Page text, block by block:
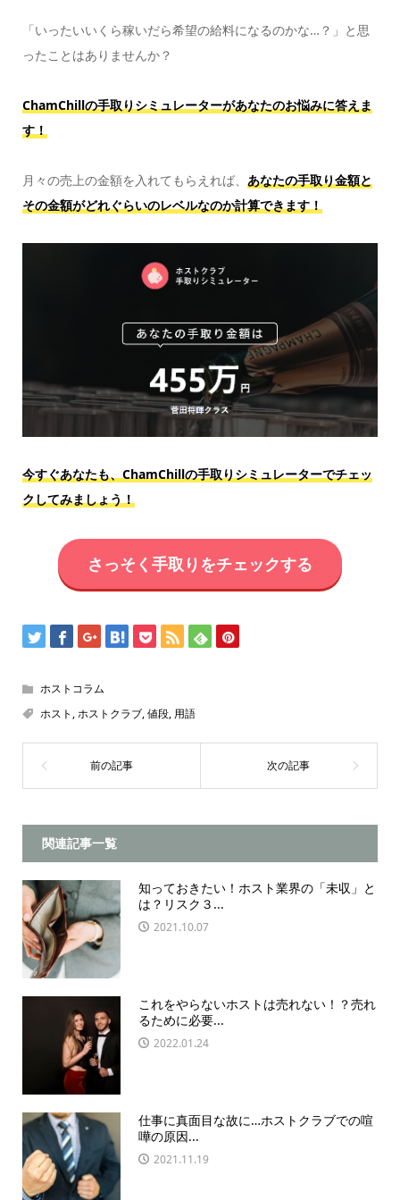
「いったいいくら稼いだら希望の給料になるのかな…？」と思
ったことはありませんか？
ChamChillの手取りシミュレーターがあなたのお悩みに答えま
す！
月々の売上の金額を入れてもらえれば、 あなたの手取り金額と
その金額がどれぐらいのレベルなのか計算できます！
今すぐあなたも、ChamChillの手取りシミュレーターでチェッ
クしてみましょう！
さっそく手取りをチェックする
ホストコラム
ホスト ,ホストクラブ,値段, 用語
関連記事一覧
知っておきたい！ホスト業界の「未収」と
は？リスク３...
2021.10.07
これをやらないホストは売れない！？売れ
るために必要...
2022.01.24
仕事に真面目な故に…ホストクラブでの喧
嘩の原因...
2021.11.19